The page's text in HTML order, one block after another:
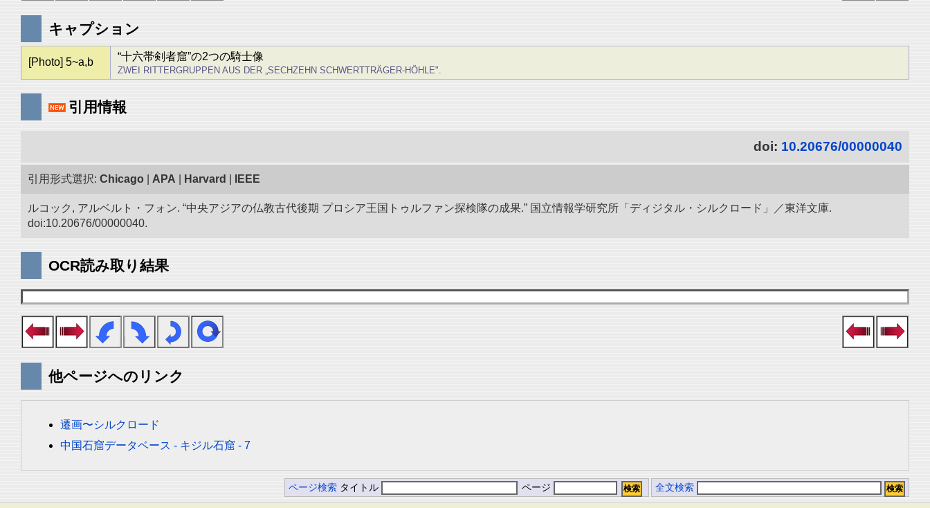
キャプション
[Photo] 5~a,b “十六帯剣者窟”の2つの騎士像
ZWEI RITTERGRUPPEN AUS DER „SECHZEHN SCHWERTTRÄGER-HÖHLE".
引用情報
doi: 10.20676/00000040
引用形式選択: Chicago APA Harvard IEEE
ルコック, アルベルト・フォン. “中央アジアの仏教古代後期 プロシア王国トゥルファン探検隊の成果.” 国立情報学研究所「ディジタル・シルクロード」／東洋文庫.
doi:10.20676/00000040.
OCR読み取り結果
他ページへのリンク
遷画〜シルクロード
中国石窟データベース - キジル石窟 - 7
ページ検索 タイトル ページ 全文検索